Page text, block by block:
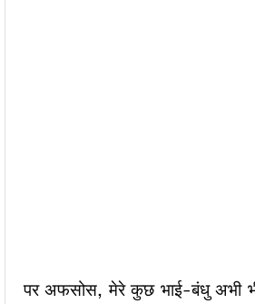
पर अफसोस, मेरे कुछ भाई-बंधु अभी